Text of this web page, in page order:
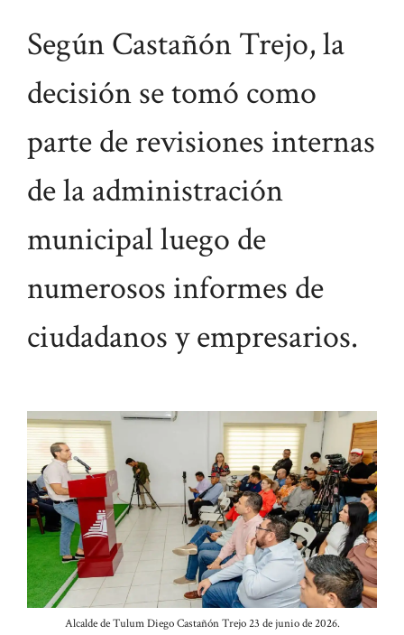
Según Castañón Trejo, la
decisión se tomó como
parte de revisiones internas
de la administración
municipal luego de
numerosos informes de
ciudadanos y empresarios.
Alcalde de Tulum Diego Castañón Trejo 23 de junio de 2026.